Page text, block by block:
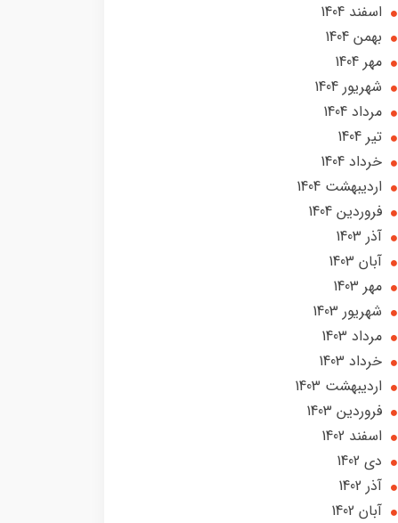
اسفند 1404
بهمن 1404
مهر 1404
شهریور 1404
مرداد 1404
تير 1404
خرداد 1404
ارديبهشت 1404
فروردین 1404
آذر 1403
آبان 1403
مهر 1403
شهریور 1403
مرداد 1403
خرداد 1403
ارديبهشت 1403
فروردین 1403
اسفند 1402
دی 1402
آذر 1402
آبان 1402